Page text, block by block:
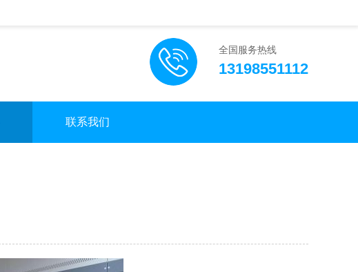
全国服务热线
13198551112
联系我们